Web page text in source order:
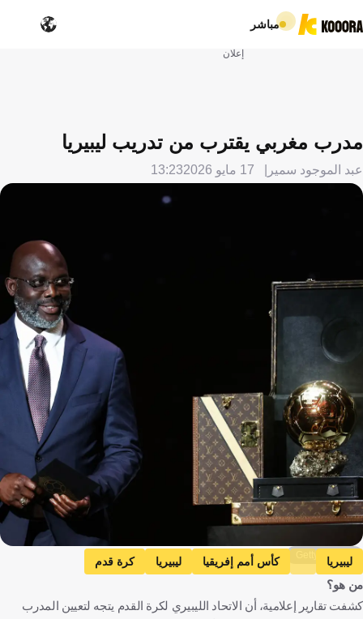
مباشر
إعلان
مدرب مغربي يقترب من تدريب ليبيريا
عبد الموجود سمير 17 مايو 2026 13:23
Getty Images
ليبيريا كأس أمم إفريقيا ليبيريا كرة قدم
من هو؟
كشفت تقارير إعلامية، أن الاتحاد الليبيري لكرة القدم يتجه لتعيين المدرب